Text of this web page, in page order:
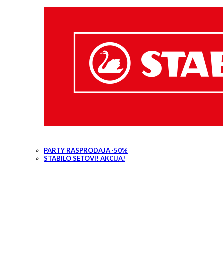
PARTY RASPRODAJA -50%
STABILO SETOVI! AKCIJA!